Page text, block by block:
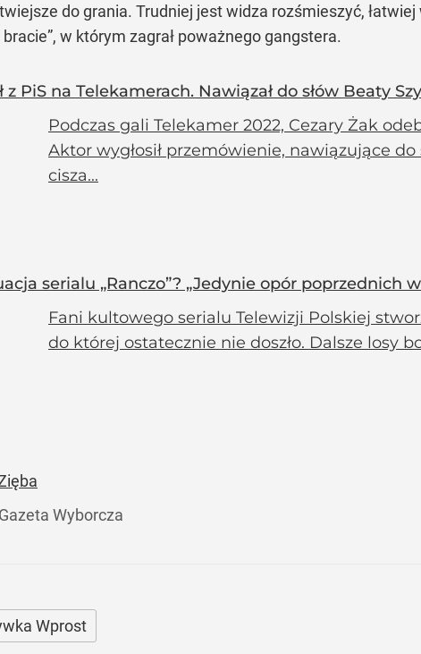
do grania. Trudniej jest widza rozśmieszyć,
w którym zagrał poważnego gangstera.
z PiS na Telekamerach. Nawiązał do słów Beaty
Podczas gali Telekamer 2022, Cezary Żak
Aktor wygłosił przemówienie, nawiązujące do
cisza...
serialu „Ranczo”? „Jedynie opór poprzednich
Fani kultowego serialu Telewizji Polskiej
do której ostatecznie nie doszło. Dalsze losy
Gazeta Wyborcza
Wprost